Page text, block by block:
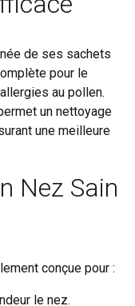
de ses sachets
pour le
au pollen.
un nettoyage
une meilleure
Nez Sain
conçue pour :
le nez.